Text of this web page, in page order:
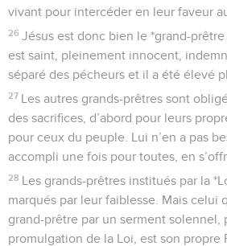
vivant pour intercéder en leur faveur
26 Jésus est donc bien le *grand-
est saint, pleinement innocent,
séparé des pécheurs et il a été élevé
27 Les autres grands-prêtres sont
des sacrifices, d’abord pour leurs
pour ceux du peuple. Lui n’en a pas
accompli une fois pour toutes, en
28 Les grands-prêtres institués par la
marqués par leur faiblesse. Mais celui
grand-prêtre par un serment solennel,
promulgation de la Loi, est son propre